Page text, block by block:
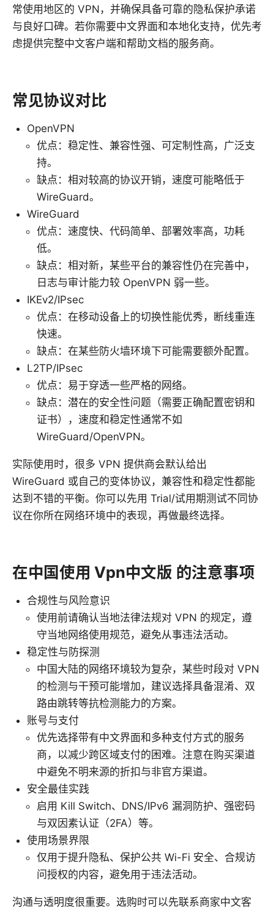
常使用地区的 VPN，并确保具备可靠的隐私保护承诺
与良好口碑。若你需要中文界面和本地化支持，优先考
虑提供完整中文客户端和帮助文档的服务商。
常见协议对比
OpenVPN
优点：稳定性、兼容性强、可定制性高，广泛支
持。
缺点：相对较高的协议开销，速度可能略低于
WireGuard。
WireGuard
优点：速度快、代码简单、部署效率高，功耗
低。
缺点：相对新，某些平台的兼容性仍在完善中，
日志与审计能力较 OpenVPN 弱一些。
IKEv2/IPsec
优点：在移动设备上的切换性能优秀，断线重连
快速。
缺点：在某些防火墙环境下可能需要额外配置。
L2TP/IPsec
优点：易于穿透一些严格的网络。
缺点：潜在的安全性问题（需要正确配置密钥和
证书），速度和稳定性通常不如
WireGuard/OpenVPN。
实际使用时，很多 VPN 提供商会默认给出
WireGuard 或自己的变体协议，兼容性和稳定性都能
达到不错的平衡。你可以先用 Trial/试用期测试不同协
议在你所在网络环境中的表现，再做最终选择。
在中国使用 Vpn中文版 的注意事项
合规性与风险意识
使用前请确认当地法律法规对 VPN 的规定，遵
守当地网络使用规范，避免从事违法活动。
稳定性与防探测
中国大陆的网络环境较为复杂，某些时段对 VPN
的检测与干预可能增加，建议选择具备混淆、双
路由跳转等抗检测能力的方案。
账号与支付
优先选择带有中文界面和多种支付方式的服务
商，以减少跨区域支付的困难。注意在购买渠道
中避免不明来源的折扣与非官方渠道。
安全最佳实践
启用 Kill Switch、DNS/IPv6 漏洞防护、强密码
与双因素认证（2FA）等。
使用场景界限
仅用于提升隐私、保护公共 Wi-Fi 安全、合规访
问授权的内容，避免用于违法活动。
沟通与透明度很重要。选购时可以先联系商家中文客